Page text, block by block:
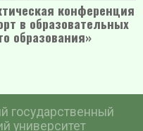
конференция
в образовательных
образования»
государственный
университет